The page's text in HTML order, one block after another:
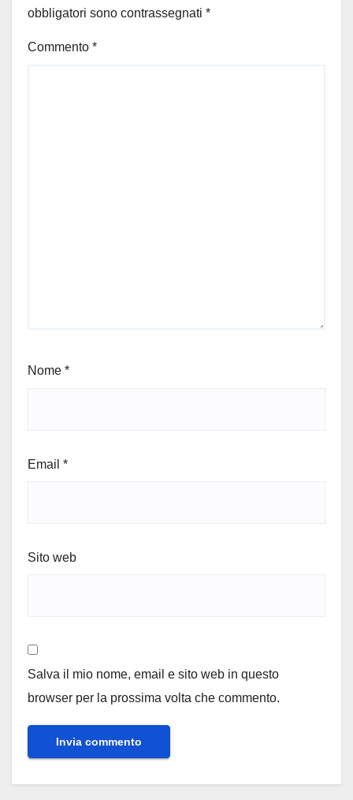
obbligatori sono contrassegnati *
Commento *
Nome *
Email *
Sito web
Salva il mio nome, email e sito web in questo
browser per la prossima volta che commento.